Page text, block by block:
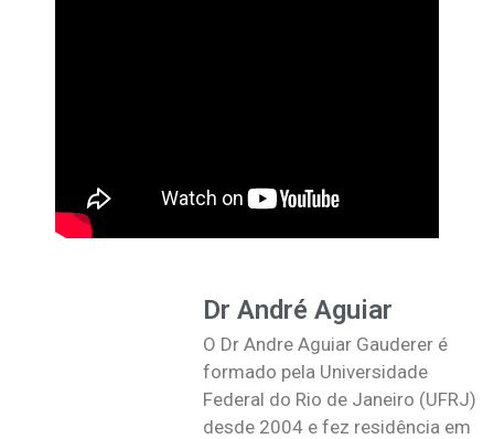
Dr André Aguiar
O Dr Andre Aguiar Gauderer é
formado pela Universidade
Federal do Rio de Janeiro (UFRJ)
desde 2004 e fez residência em